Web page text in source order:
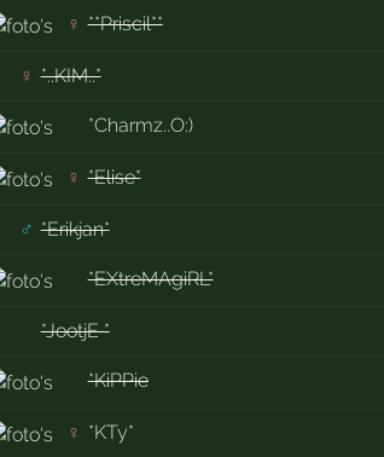
♀ **Priscil**
♀ *..KIM..*
*Charmz..O:)
♀ *Elise*
♂ *Erikjan*
*EXtreMAgiRL*
*JootjE *
*KiPPie
♀ *KTy*